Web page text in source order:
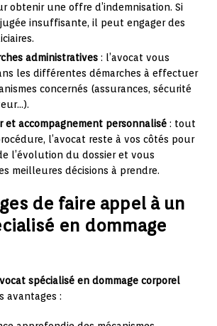
obtenir une offre d’indemnisation. Si
insuffisante, il peut engager des
administratives : l’avocat vous
les différentes démarches à effectuer
concernés (assurances, sécurité
et accompagnement personnalisé : tout
l’avocat reste à vos côtés pour
l’évolution du dossier et vous
meilleures décisions à prendre.
de faire appel à un
en dommage
spécialisé en dommage corporel
avantages :